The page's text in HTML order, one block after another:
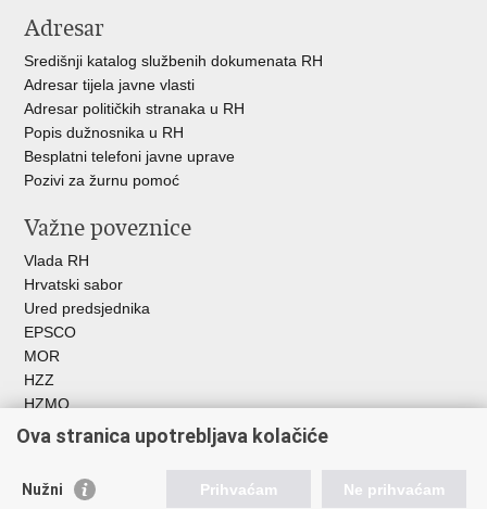
Adresar
Središnji katalog službenih dokumenata RH
Adresar tijela javne vlasti
Adresar političkih stranaka u RH
Popis dužnosnika u RH
Besplatni telefoni javne uprave
Pozivi za žurnu pomoć
Važne poveznice
Vlada RH
Hrvatski sabor
Ured predsjednika
EPSCO
MOR
HZZ
HZMO
REGOS
Hrvatski zavod za socijalni rad
Akademija socijalne skrbi - ASOSK
Obiteljski centar
Ova stranica upotrebljava kolačiće
Nužni Prihvaćam Ne prihvaćam